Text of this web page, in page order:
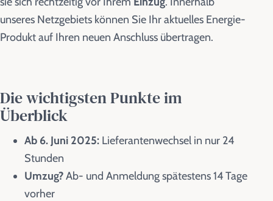
unseres Netzgebiets können Sie Ihr aktuelles Energie-
Produkt auf Ihren neuen Anschluss übertragen.
Die wichtigsten Punkte im
Überblick
Ab 6. Juni 2025: Lieferantenwechsel in nur 24
Stunden
Umzug?Ab- und Anmeldung spätestens 14 Tage
vorher